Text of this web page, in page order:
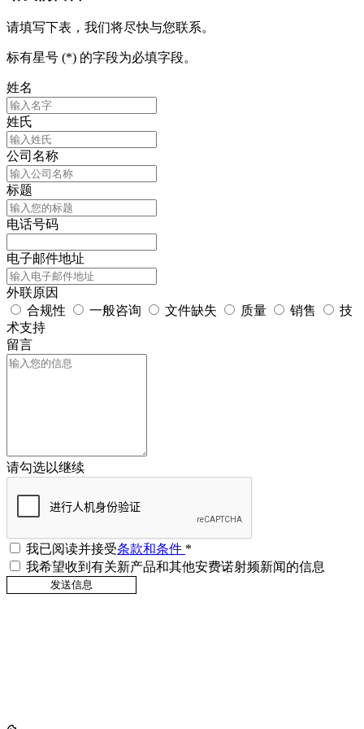
请填写下表，我们将尽快与您联系。
标有星号 (*) 的字段为必填字段。
姓名
姓氏
公司名称
标题
电话号码
电子邮件地址
外联原因
合规性
一般咨询 文件缺失 质量 销售
技
术支持
留言
请勾选以继续
我已阅读并接受条款和条件 *
我希望收到有关新产品和其他安费诺射频新闻的信息